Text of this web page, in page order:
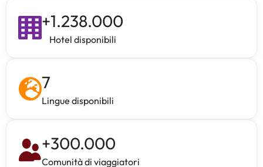
+1.238.000
Hotel disponibili
7
Lingue disponibili
+300.000
Comunità di viaggiatori